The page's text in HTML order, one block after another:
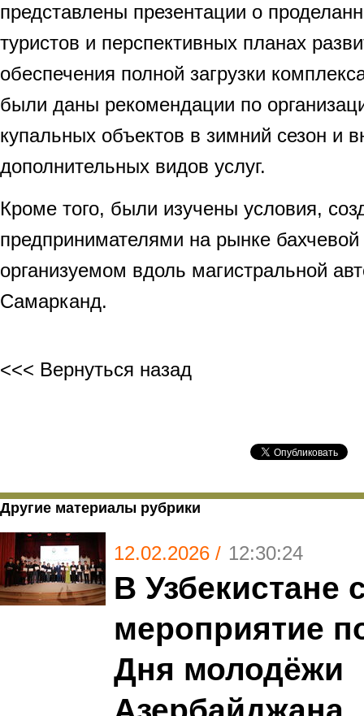
представлены презентации о
туристов и перспективных планах
обеспечения полной загрузки
были даны рекомендации по
купальных объектов в зимний сезон и
дополнительных видов услуг.
Кроме того, были изучены условия,
предпринимателями на рынке
организуемом вдоль магистральной
Самарканд.
<<< Вернуться назад
Другие материалы рубрики
12.02.2026 / 12:30:24
В Узбекистане
мероприятие
Дня молодёжи